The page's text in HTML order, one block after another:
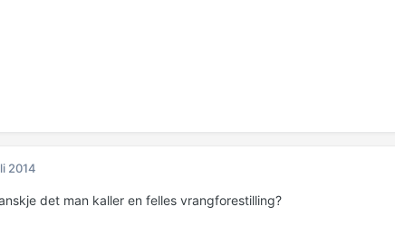
2014
det man kaller en felles vrangforestilling?